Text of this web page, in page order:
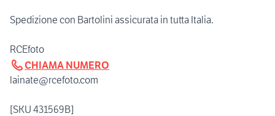
Spedizione con Bartolini assicurata in tutta Italia.
CHIAMA NUMERO
lainate@rcefoto.com
[SKU 431569B]